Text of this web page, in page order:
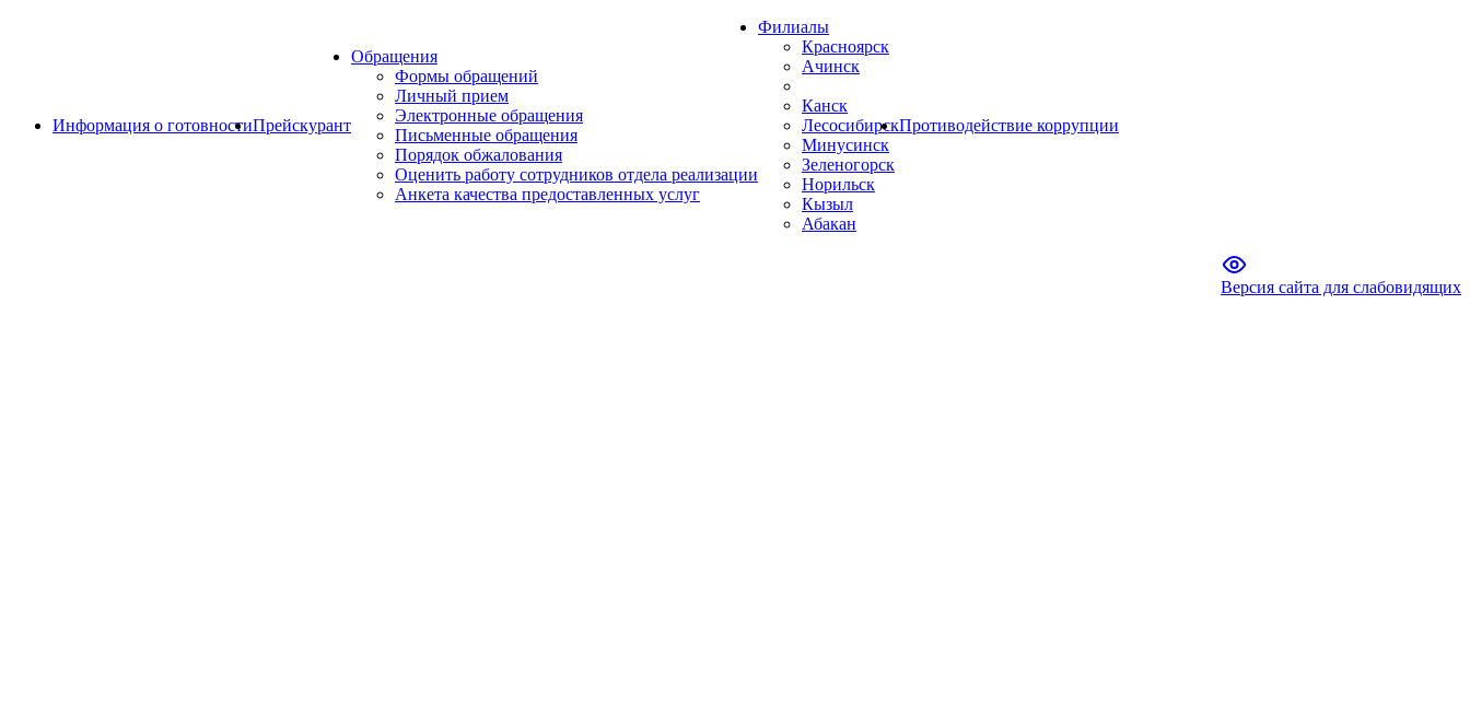
Информация о готовностиПрейскурант
Обращения
Формы обращений
Личный прием
Электронные обращения
Письменные обращения
Порядок обжалования
Оценить работу сотрудников отдела реализации
Анкета качества предоставленных услуг
Филиалы
Красноярск
Ачинск
Канск
Лесосибирск
Минусинск
Зеленогорск
Норильск
Кызыл
Абакан
Противодействие коррупции
Версия сайта для слабовидящих